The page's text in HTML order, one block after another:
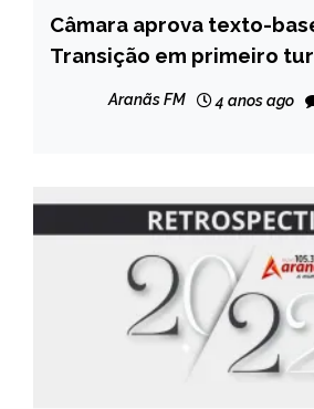
BRASIL
NOTÍCIAS
Câmara aprova texto-
Transição em primeiro
Aranãs FM 4 anos ago